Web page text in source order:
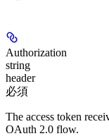
Authorization
string
header
必須
The access token
OAuth 2.0 flow.